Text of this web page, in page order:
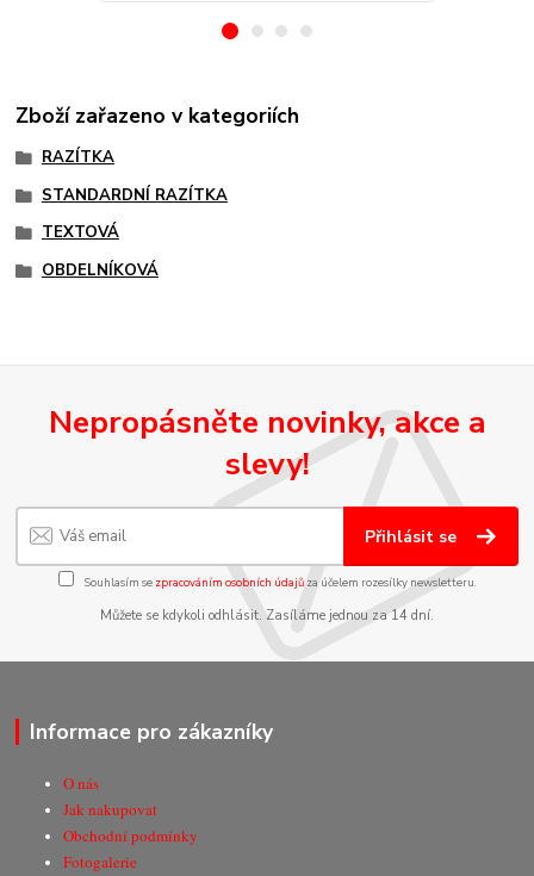
Zboží zařazeno v kategoriích
RAZÍTKA
STANDARDNÍ RAZÍTKA
TEXTOVÁ
OBDELNÍKOVÁ
Nepropásněte novinky, akce a
slevy!
Přihlásit se
Souhlasím se zpracováním osobních údajůza účelem rozesílky newsletteru.
Můžete se kdykoli odhlásit. Zasíláme jednou za 14 dní.
Informace pro zákazníky
O nás
Jak nakupovat
Obchodní podmínky
Fotogalerie